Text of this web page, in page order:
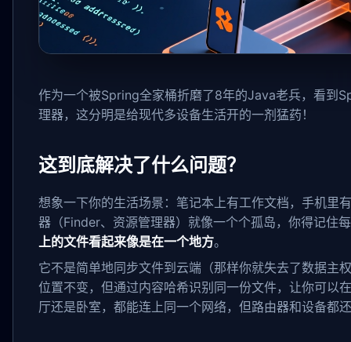
作为一个被Spring全家桶折磨了8年的Java老兵，看
理器，这分明是给现代多设备生活开的一剂猛药！
这到底解决了什么问题？
想象一下你的生活场景：笔记本上有工作文档，手机里
器（Finder、资源管理器）就像一个个孤岛，你得记住
上的文件看起来像是在一个地方。
它不是简单地同步文件到云端（那样你就失去了数据主
位置不变，但通过内容哈希识别同一份文件，让你可以
厅还是卧室，都能连上同一个网络，但路由器和设备都